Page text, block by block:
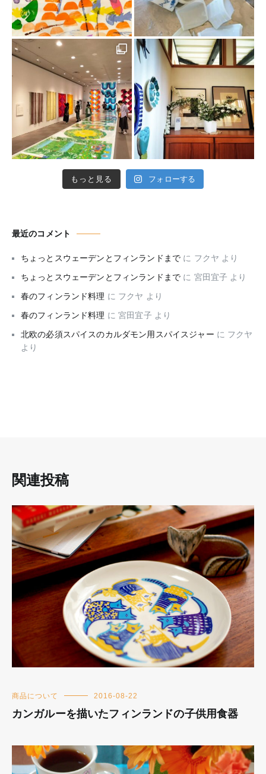
もっと見る フォローする
最近のコメント
ちょっとスウェーデンとフィンランドまで に フクヤ より
ちょっとスウェーデンとフィンランドまで に 宮田宜子 より
春のフィンランド料理 に フクヤ より
春のフィンランド料理 に宮田宜子 より
北欧の必須スパイスのカルダモン用スパイスジャー に フクヤ
より
関連投稿
商品について 2016-08-22
カンガルーを描いたフィンランドの子供用食器